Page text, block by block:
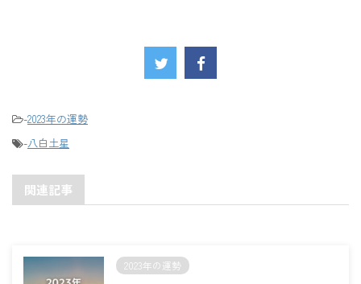
-2023年の運勢
-八白土星
関連記事
2023年の運勢